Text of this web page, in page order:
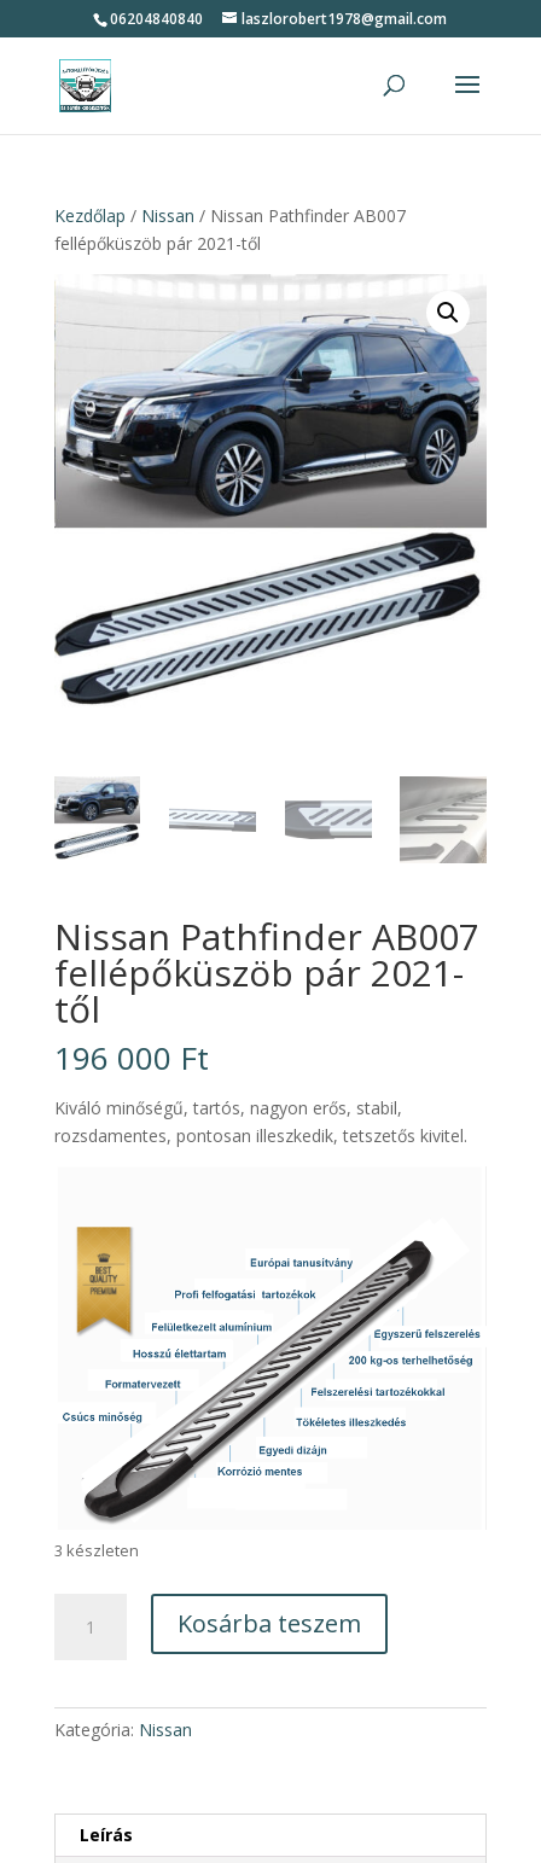
06204840840 laszlorobert1978@gmail.com
Kezdőlap / Nissan / Nissan Pathfinder AB007
fellépőküszöb pár 2021-től
Nissan Pathfinder AB007
fellépőküszöb pár 2021-
től
196 000 Ft
Kiváló minőségű, tartós, nagyon erős, stabil,
rozsdamentes, pontosan illeszkedik, tetszetős kivitel.
3 készleten
Pathfinder
2021-
Kosárba teszem
Kategória: Nissan
Leírás